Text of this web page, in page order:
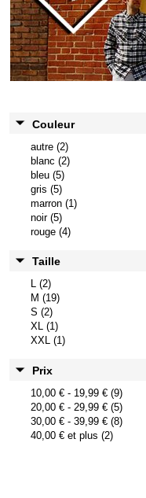
Couleur
autre (2)
blanc (2)
bleu (5)
gris (5)
marron (1)
noir (5)
rouge (4)
Taille
L (2)
M (19)
S (2)
XL (1)
XXL (1)
Prix
10,00 € - 19,99 € (9)
20,00 € - 29,99 € (5)
30,00 € -39,99 € (8)
40,00 € et plus (2)